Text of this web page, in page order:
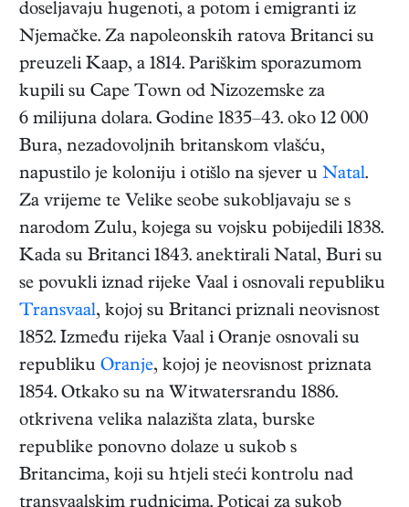
doseljavaju hugenoti, a potom i emigranti iz
Njemačke. Za napoleonskih ratova Britanci su
preuzeli Kaap, a 1814. Pariškim sporazumom
kupili su Cape Town od Nizozemske za
6 milijuna dolara. Godine 1835–43. oko 12 000
Bura, nezadovoljnih britanskom vlašću,
napustilo je koloniju i otišlo na sjever u Natal.
Za vrijeme te Velike seobe sukobljavaju se s
narodom Zulu, kojega su vojsku pobijedili 1838.
Kada su Britanci 1843. anektirali Natal, Buri su
se povukli iznad rijeke Vaal i osnovali republiku
Transvaal, kojoj su Britanci priznali neovisnost
1852. Između rijeka Vaal i Oranje osnovali su
republiku Oranje, kojoj je neovisnost priznata
1854. Otkako su na Witwatersrandu 1886.
otkrivena velika nalazišta zlata, burske
republike ponovno dolaze u sukob s
Britancima, koji su htjeli steći kontrolu nad